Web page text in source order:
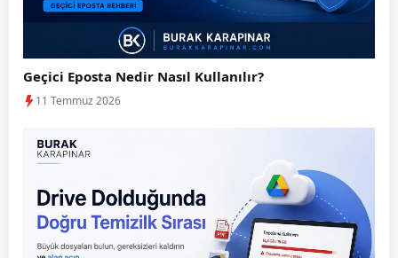
Geçici Eposta Nedir Nasıl Kullanılır?
11 Temmuz 2026